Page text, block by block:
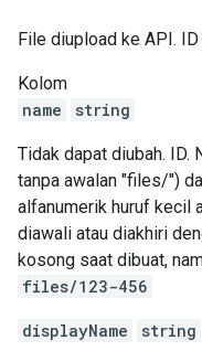
File diupload ke API.
Kolom
name
string
Tidak dapat diubah. ID.
tanpa awalan "files/")
alfanumerik huruf kecil
diawali atau diakhiri
kosong saat dibuat,
files/123-456
displayName string